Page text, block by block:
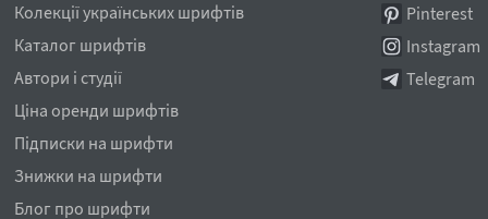
Колекції українських шрифтів
Каталог шрифтів
Автори і студії
Ціна оренди шрифтів
Підписки на шрифти
Знижки на шрифти
Блог про шрифти
Pinterest
Instagram
Telegram